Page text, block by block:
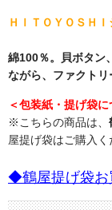
ＨＩＴＯＹＯＳＨＩ
綿100％。貝ボタン
ながら、ファクト
＜包装紙・提げ袋
※こちらの商品は、
屋提げ袋はご購入く
◆鶴屋提げ袋お